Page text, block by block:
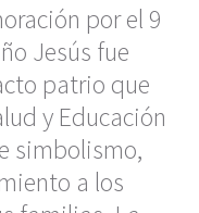
por el 9
Jesús fue
patrio que
y Educación
simbolismo,
a los